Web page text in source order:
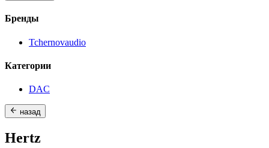
Бренды
Tchernovaudio
Категории
DAC
назад
Hertz